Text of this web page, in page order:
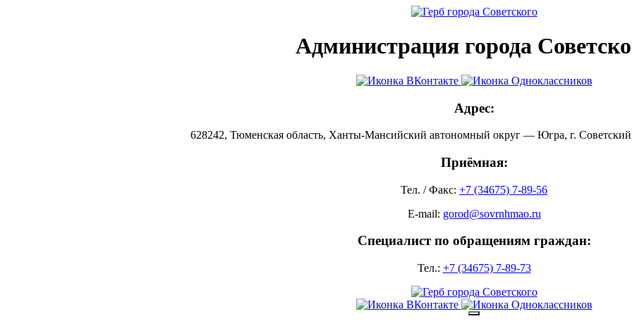
Администрация города
Адрес:
628242, Тюменская область, Ханты-Мансийский автономный округ — Югра, г.
Приёмная:
Тел. / Факс: +7 (34675) 7-89-56
E-mail: gorod@sovrnhmao.ru
Специалист по обращениям граждан:
Тел.: +7 (34675) 7-89-73